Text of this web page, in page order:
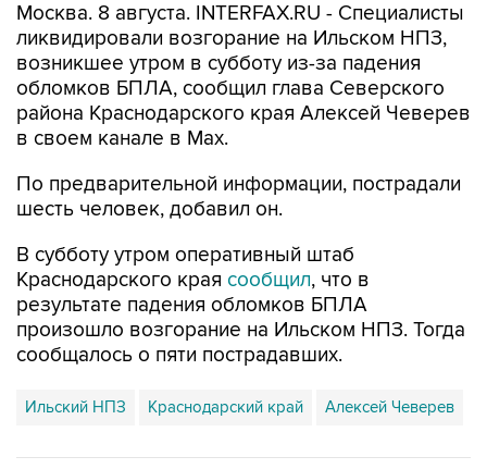
Москва. 8 августа. INTERFAX.RU - Специалисты
ликвидировали возгорание на Ильском НПЗ,
возникшее утром в субботу из-за падения
обломков БПЛА, сообщил глава Северского
района Краснодарского края Алексей Чеверев
в своем канале в Max.
По предварительной информации, пострадали
шесть человек, добавил он.
В субботу утром оперативный штаб
Краснодарского края сообщил, что в
результате падения обломков БПЛА
произошло возгорание на Ильском НПЗ. Тогда
сообщалось о пяти пострадавших.
Ильский НПЗ Краснодарский край Алексей Чеверев